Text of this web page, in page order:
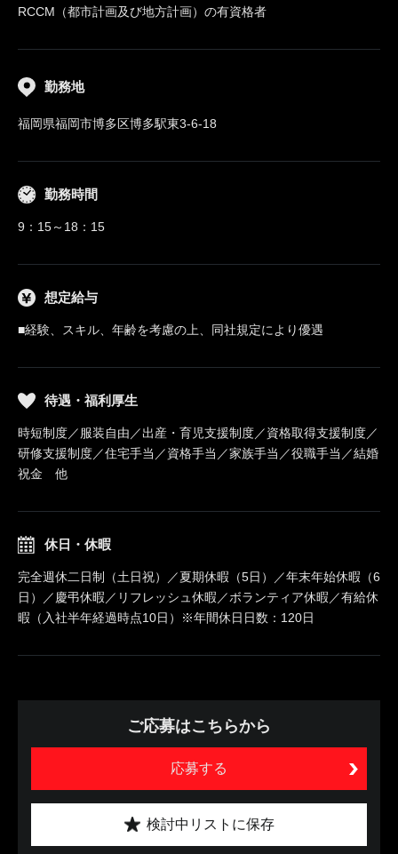
RCCM（都市計画及び地方計画）の有資格者
勤務地
福岡県福岡市博多区博多駅東3-6-18
勤務時間
9：15～18：15
想定給与
■経験、スキル、年齢を考慮の上、同社規定により優遇
待遇・福利厚生
時短制度／服装自由／出産・育児支援制度／資格取得支援制度／
研修支援制度／住宅手当／資格手当／家族手当／役職手当／結婚
祝金 他
休日・休暇
完全週休二日制（土日祝）／夏期休暇（5日）／年末年始休暇（6
日）／慶弔休暇／リフレッシュ休暇／ボランティア休暇／有給休
暇（入社半年経過時点10日）※年間休日日数：120日
ご応募はこちらから
応募する
検討中リストに保存